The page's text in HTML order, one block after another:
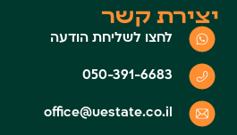
יצירת קשר
לחצו לשליחת הודעה
050-391-6683
office@uestate.co.il